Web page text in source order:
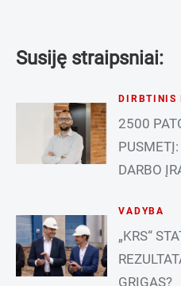
Susiję straipsniai:
DIRBTINIS
2500
DARBO
VADYBA
„KRS“
GRIGAS?